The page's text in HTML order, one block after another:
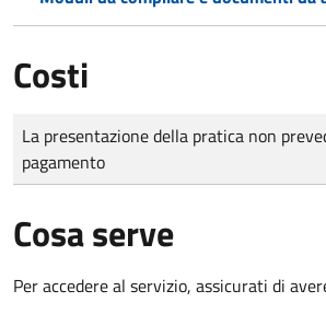
Costi
Tipo di pagamento
Importo
La presentazione della pratica non
pagamento
Cosa serve
Per accedere al servizio, assicurati di